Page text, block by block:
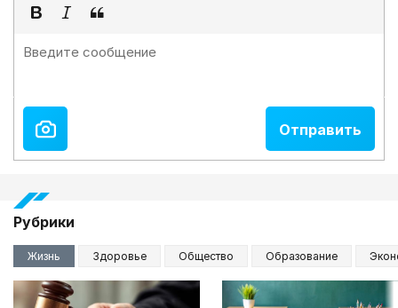
Рубрики
Жизнь Здоровье Общество Образование